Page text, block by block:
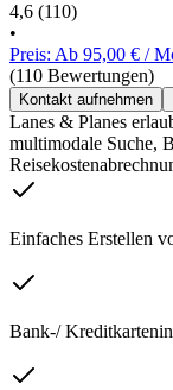
4,6 (110)
•
Preis: Ab 95,00 € /
(110 Bewertungen)
Kontakt aufnehmen
Lanes & Planes
multimodale Suche,
Einfaches Erstellen
Bank-/